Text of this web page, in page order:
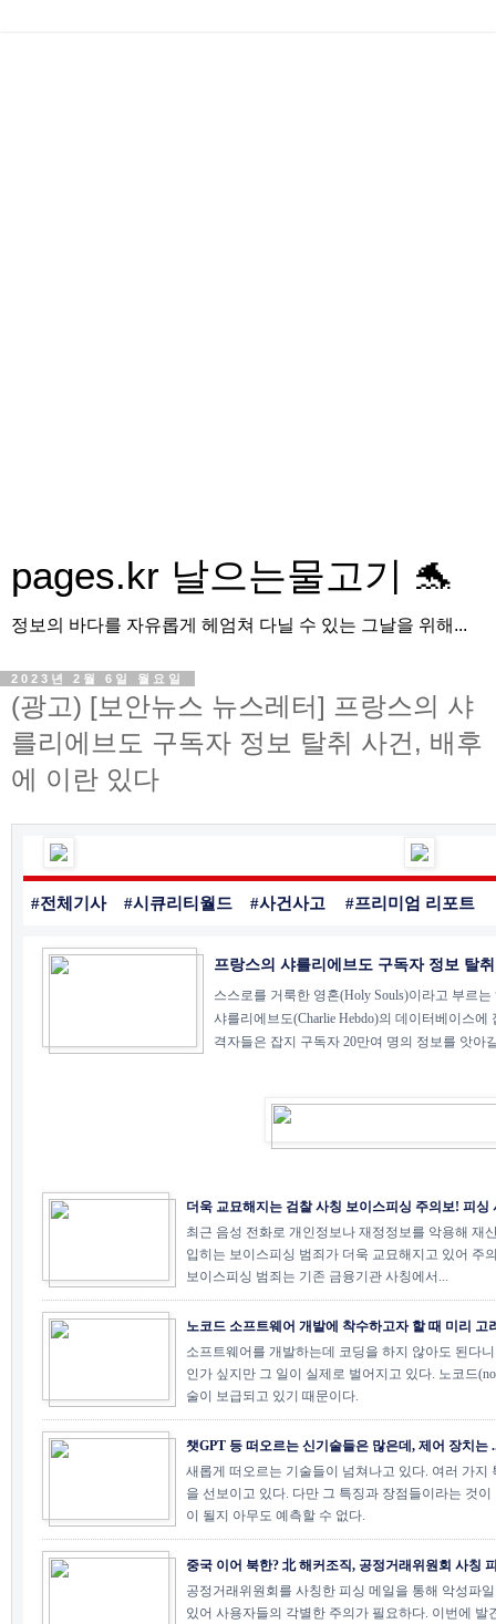
pages.kr 날으는물고기 🐬
정보의 바다를 자유롭게 헤엄쳐 다닐 수 있는 그날을 위해...
2023년 2월 6일 월요일
(광고) [보안뉴스 뉴스레터] 프랑스의 샤
를리에브도 구독자 정보 탈취 사건, 배후
에 이란 있다
#전체기사 #시큐리티월드 #사건사고 #프리미엄 리포트
프랑스의 샤를리에브도 구독자 정보 탈
스스로를 거룩한 영혼(Holy Souls)이라고 부르
샤를리에브도(Charlie Hebdo)의 데이터베이스
격자들은 잡지 구독자 20만여 명의 정보를 앗아
더욱 교묘해지는 검찰 사칭 보이스피싱 주의보! 피싱
최근 음성 전화로 개인정보나 재정정보를 악용해 재
입히는 보이스피싱 범죄가 더욱 교묘해지고 있어 주
보이스피싱 범죄는 기존 금융기관 사칭에서...
노코드 소프트웨어 개발에 착수하고자 할 때 미리 고
소프트웨어를 개발하는데 코딩을 하지 않아도 된다
인가 싶지만 그 일이 실제로 벌어지고 있다. 노코드
술이 보급되고 있기 때문이다.
챗GPT 등 떠오르는 신기술들은 많은데, 제어 장치는
새롭게 떠오르는 기술들이 넘쳐나고 있다. 여러 가지
을 선보이고 있다. 다만 그 특징과 장점들이라는 것이
이 될지 아무도 예측할 수 없다.
중국 이어 북한? 北 해커조직, 공정거래위원회 사칭
공정거래위원회를 사칭한 피싱 메일을 통해 악성파
있어 사용자들의 각별한 주의가 필요하다. 이번에 발